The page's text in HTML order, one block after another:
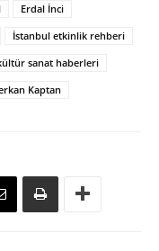
Erdal İnci
İstanbul etkinlik rehberi
sanat haberleri
Kaptan